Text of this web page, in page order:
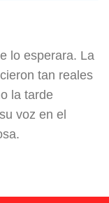
lo esperara. La
tan reales
la tarde
voz en el